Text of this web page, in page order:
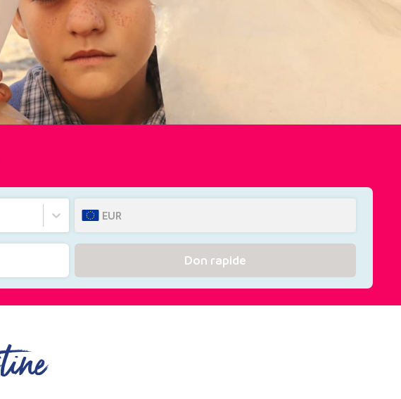
EUR
Don rapide